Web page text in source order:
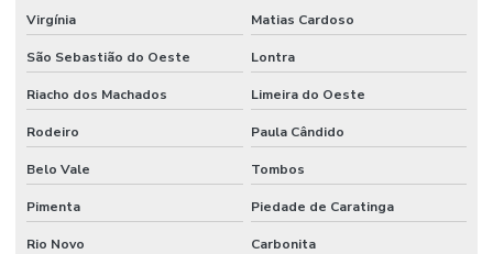
Virgínia Matias Cardoso
São Sebastião do Oeste Lontra
Riacho dos Machados Limeira do Oeste
Rodeiro Paula Cândido
Belo Vale Tombos
Pimenta Piedade de Caratinga
Rio Novo Carbonita